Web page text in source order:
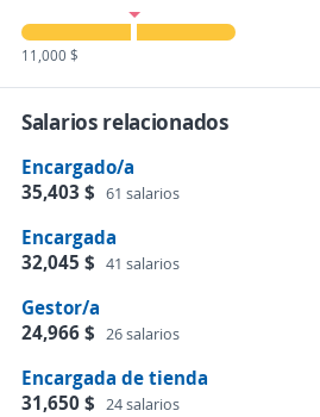
11,000 $
Salarios relacionados
Encargado/a
35,403 $ 61 salarios
Encargada
32,045 $ 41 salarios
Gestor/a
24,966 $ 26 salarios
Encargada de tienda
31,650 $ 24 salarios